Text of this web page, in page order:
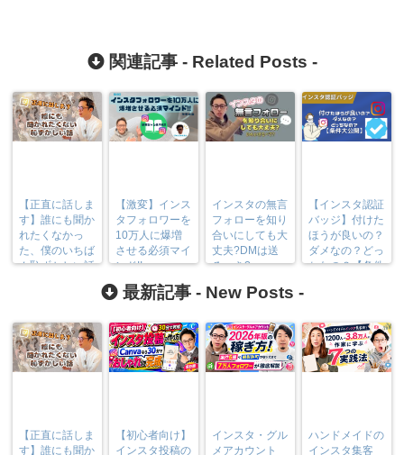
関連記事 - Related Posts -
【正直に話しま
す】誰にも聞か
れたくなかっ
た、僕のいちば
ん恥ずかしい話
【激変】インス
タフォロワーを
10万人に爆増
させる必須マイ
ンド!!
インスタの無言
フォローを知り
合いにしても大
丈夫?DMは送
るべき?
【インスタ認証
バッジ】付けた
ほうが良いの？
ダメなの？どっ
ちなの？【条件
最新記事 - New Posts -
【正直に話しま
す】誰にも聞か
【初心者向け】
インスタ投稿の
インスタ・グル
メアカウント
ハンドメイドの
インスタ集客